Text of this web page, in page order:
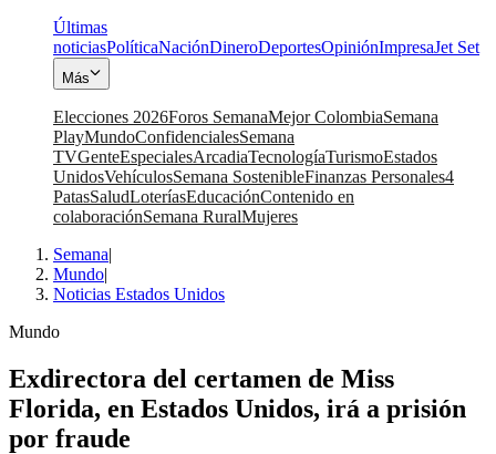
Últimas
noticiasPolíticaNaciónDineroDeportesOpiniónImpresaJet Set
Más
Elecciones 2026Foros SemanaMejor ColombiaSemana
PlayMundoConfidencialesSemana
TVGenteEspecialesArcadiaTecnologíaTurismoEstados
UnidosVehículosSemana SostenibleFinanzas Personales4
PatasSaludLoteríasEducaciónContenido en
colaboraciónSemana RuralMujeres
Semana|
Mundo|
Noticias Estados Unidos
Mundo
Exdirectora del certamen de Miss
Florida, en Estados Unidos, irá a prisión
por fraude